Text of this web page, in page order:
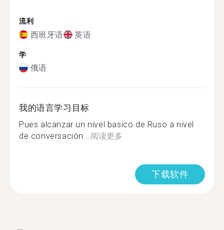
流利
西班牙语 英语
学
俄语
我的语言学习目标
Pues alcanzar un nivel basico de Ruso a nivel
de conversación...阅读更多
下载软件